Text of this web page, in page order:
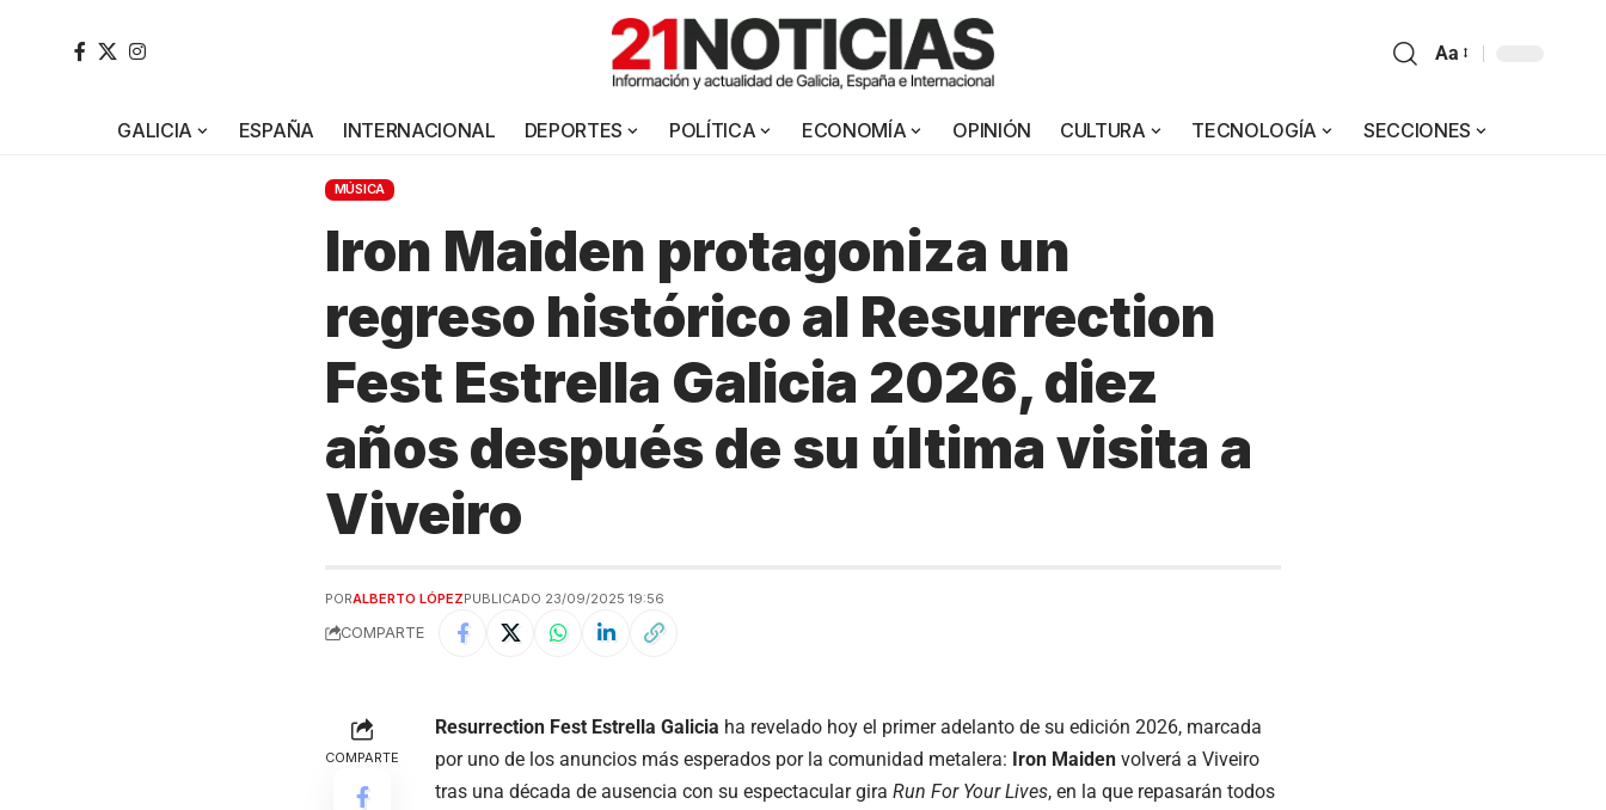
Aa
GALICIA ESPAÑA INTERNACIONAL DEPORTES POLÍTICA ECONOMÍA OPINIÓN CULTURA TECNOLOGÍA SECCIONES
MÚSICA
Iron Maiden protagoniza un
regreso histórico al Resurrection
Fest Estrella Galicia 2026, diez
años después de su última visita a
Viveiro
PORALBERTO LÓPEZPUBLICADO 23/09/2025 19:56
COMPARTE
COMPARTE
Resurrection Fest Estrella Galicia ha revelado hoy el primer adelanto de su edición 2026, marcada
por uno de los anuncios más esperados por la comunidad metalera: Iron Maiden volverá a Viveiro
tras una década de ausencia con su espectacular gira Run For Your Lives, en la que repasarán todos